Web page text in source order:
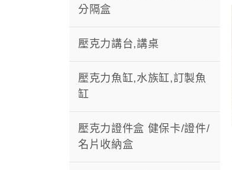
分隔盒
壓克力講台,講桌
壓克力魚缸,水族缸,訂製魚
缸
壓克力證件盒 健保卡/證件/
名片收納盒